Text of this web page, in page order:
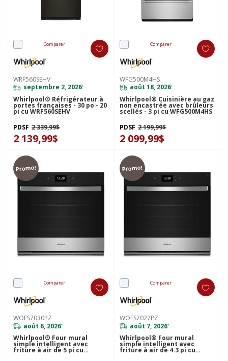
Comparer
WRF560SEHV
septembre 2, 2026*
Whirlpool® Réfrigérateur à
portes françaises - 30 po - 20
pi cu WRF560SEHV
PDSF 2 339,99$
2 139,99$
Comparer
WFG500M4HS
août 18, 2026*
Whirlpool® Cuisinière au gaz
non encastrée avec brûleurs
scellés - 3 pi cu WFG500M4HS
PDSF 2 199,99$
2 099,99$
Promo!
Comparer
WOES7030PZ
août 6, 2026*
Whirlpool® Four mural
simple intelligent avec
friture à air de 5 pi cu
Promo!
Comparer
WOES7027PZ
août 7, 2026*
Whirlpool® Four mural
simple intelligent avec
friture à air de 4.3 pi cu